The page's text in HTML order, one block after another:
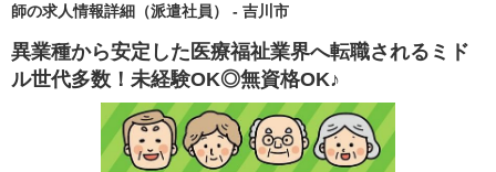
師の求人情報詳細（派遣社員） - 吉川市
異業種から安定した医療福祉業界へ転職されるミド
ル世代多数！未経験OK◎無資格OK♪